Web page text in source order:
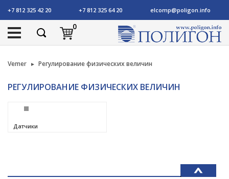
+7 812 325 42 20 +7 812 325 64 20 elcomp@poligon.info
0
Vemer Регулирование физических величин
РЕГУЛИРОВАНИЕ ФИЗИЧЕСКИХ ВЕЛИЧИН
Датчики